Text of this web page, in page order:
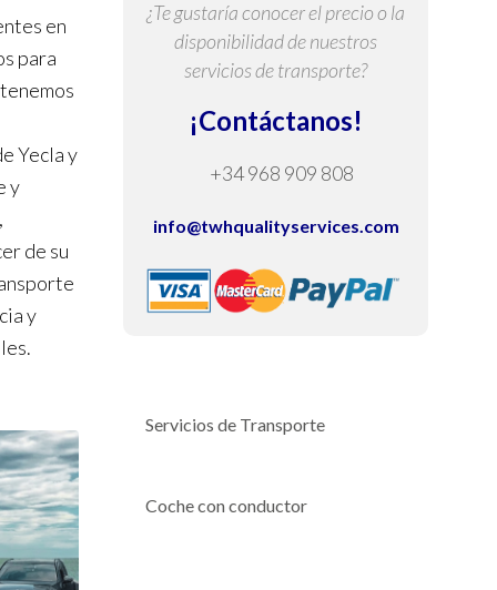
en
para
Yecla y
y
de su
y
¿Te gustaría conocer el precio o la
disponibilidad de nuestros
servicios de transporte?
¡Contáctanos!
+34 968 909 808
info@twhqualityservices.com
Servicios de Transporte
Coche con conductor